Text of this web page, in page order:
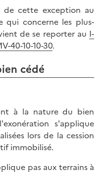
de cette exception au
qui concerne les plus-
de se reporter au I-
40-10-10-30.
cédé
à la nature du bien
s'applique
lors de la cession
immobilisé.
pas aux terrains à